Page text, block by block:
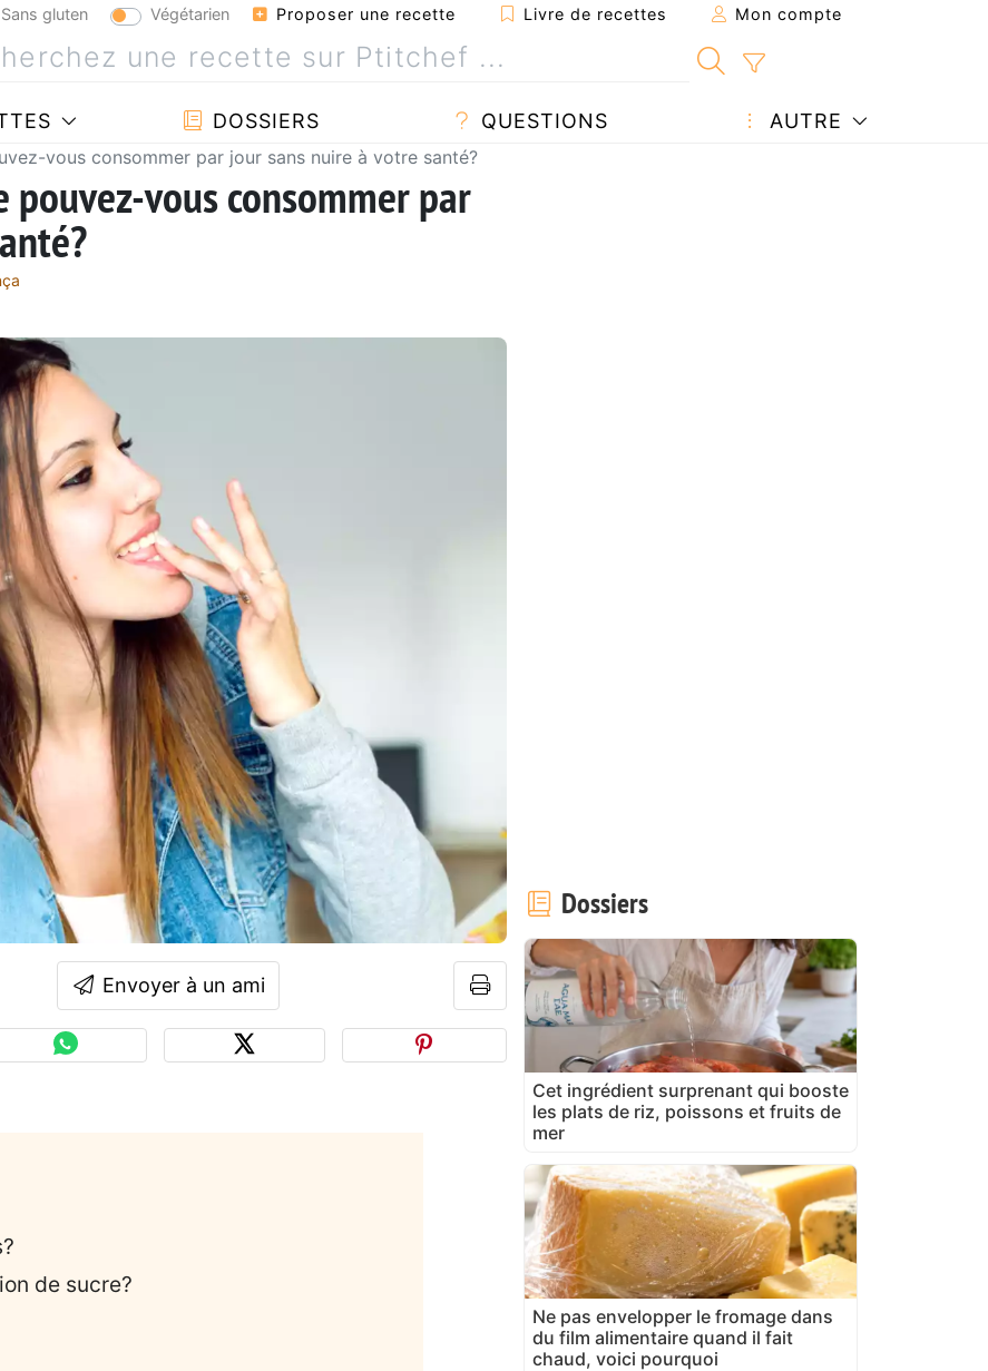
Sans gluten Végétarien Proposer une recette Livre de recettes Mon compte
DOSSIERS QUESTIONS AUTRE
vous consommer par jour sans nuire à votre santé?
vous consommer par
Envoyer à un ami
de sucre?
Dossiers
Cet ingrédient surprenant qui booste
les plats de riz, poissons et fruits de
mer
Ne pas envelopper le fromage dans
du film alimentaire quand il fait
chaud, voici pourquoi